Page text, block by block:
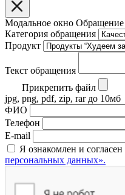
Модальное окно Обращение
Категория обращения
Продукт
Текст обращения
Прикрепить файл
jpg, png, pdf, zip, rar до 10мб
ФИО
Телефон
E-mail
Я ознакомлен и согласен
персональных данных».